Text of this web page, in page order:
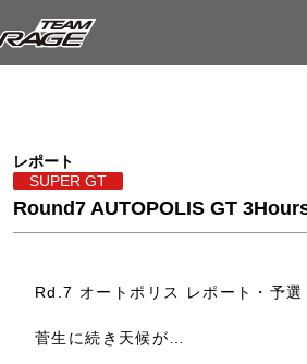
レポート
SUPER GT
Round7 AUTOPOLIS GT
Rd.7 オートポリス レポート・予選
菅生に続き天候が…